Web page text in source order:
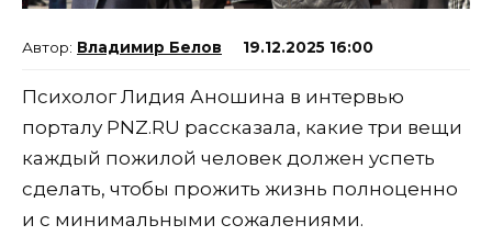
Владимир Белов 19.12.2025 16:00
Психолог Лидия Аношина в интервью
порталу PNZ.RU рассказала, какие три вещи
каждый пожилой человек должен успеть
сделать, чтобы прожить жизнь полноценно
и с минимальными сожалениями.